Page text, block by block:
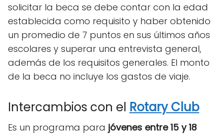
solicitar la beca se debe contar con la edad
establecida como requisito y haber obtenido
un promedio de 7 puntos en sus últimos años
escolares y superar una entrevista general,
además de los requisitos generales. El monto
de la beca no incluye los gastos de viaje.
Intercambios con el Rotary Club
Es un programa para jóvenes entre 15 y 18